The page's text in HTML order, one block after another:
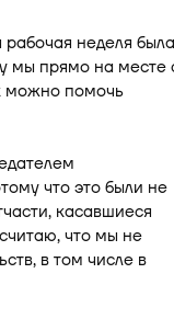
неделя была
мы прямо на месте
можно помочь
что это были не
касавшиеся
что мы не
в том числе в